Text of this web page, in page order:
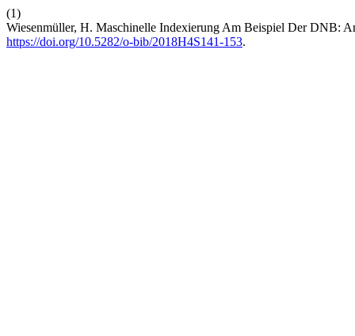
(1)
Wiesenmüller, H. Maschinelle Indexierung Am Beispiel Der DNB:
https://doi.org/10.5282/o-bib/2018H4S141-153.